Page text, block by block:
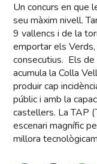
Un concurs en que
seu màxim nivell.
9 vallencs i de la
emportar els Verds,
consecutius. Els
acumula la Colla
produir cap
públic i amb la
castellers. La TAP
escenari magnífic
millora